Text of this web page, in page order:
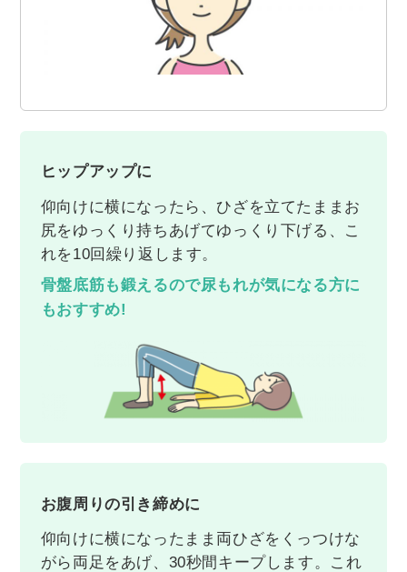
ヒップアップに
仰向けに横になったら、ひざを立てたままお
尻をゆっくり持ちあげてゆっくり下げる、こ
れを10回繰り返します。
骨盤底筋も鍛えるので尿もれが気になる方に
もおすすめ!
お腹周りの引き締めに
仰向けに横になったまま両ひざをくっつけな
がら両足をあげ、30秒間キープします。これ